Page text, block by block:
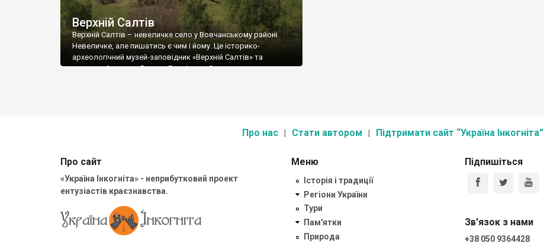
Верхній Салтів
Верхній Салтів – невеличке село у Вовчанському районі.
Невеличке, але пишатись є чим і йому. Це історико-
археологічний музей-заповідник «Верхній Салтів» та
козацький отаман Василь Гордієнко. Село розташовується
Про нас Стати автором Підтримати сайт “Україна Інкогніта”
Про сайт
«Україна Інкогніта» - неприбутковий проект
ентузіастів краєзнавства.
Меню
Історія і традиції
Регіони України
Тури
Пам'ятки
Природа
Підпишіться
Зв'язок з нами
+38 050 9364428